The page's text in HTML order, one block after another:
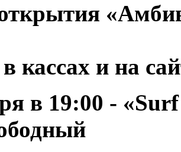
кассах и на
в 19:00 -